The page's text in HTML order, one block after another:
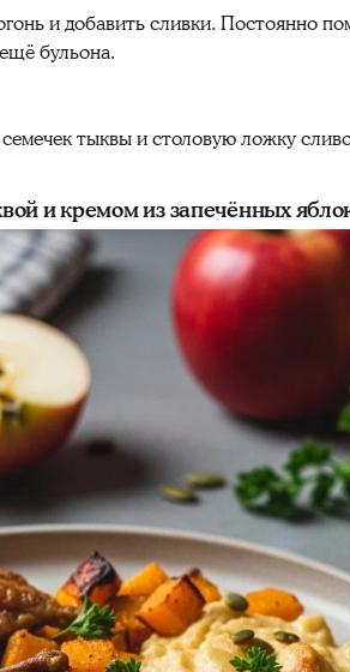
и добавить сливки. Постоянно
бульона.
тыквы и столовую ложку
и кремом из запечённых